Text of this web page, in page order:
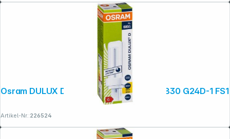
Osram DULUX D Energiesparlampe 10W/830 G24D-1 FS1
Artikel-Nr.:226524